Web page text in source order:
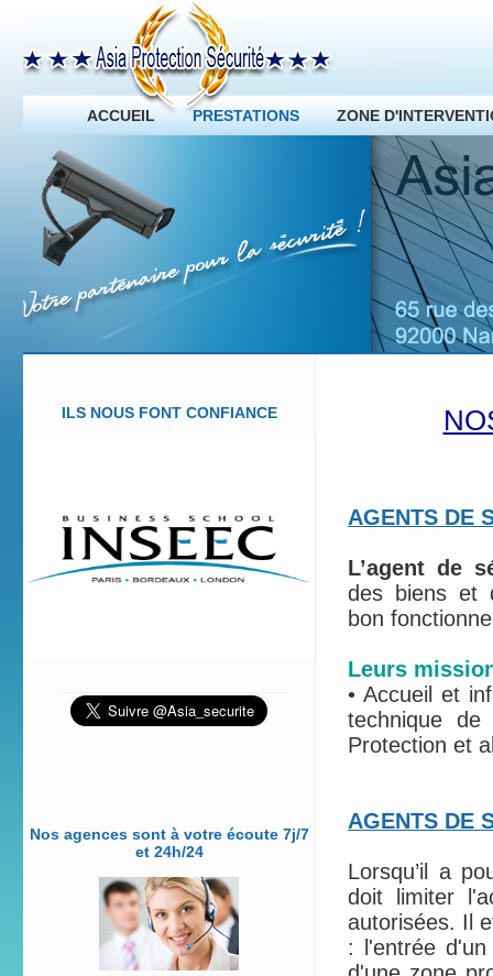
ACCUEIL PRESTATIONS ZONE
ILS NOUS FONT CONFIANCE
Nos agences sont à votre écoute 7j/7
et 24h/24
AGENTS DE
L’agent de
des biens et
bon
Leurs
• Accueil et
technique
Protection et
AGENTS DE
Lorsqu’il a
doit limiter
autorisées. Il
: l'entrée